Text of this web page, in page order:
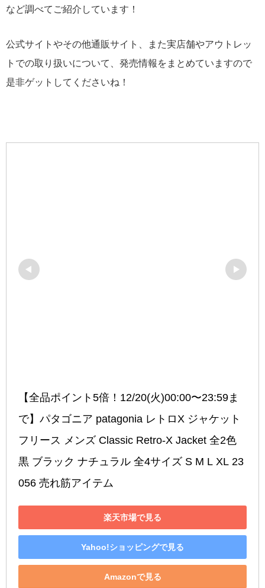
など調べてご紹介しています！
公式サイトやその他通販サイト、また実店舗やアウトレッ
トでの取り扱いについて、発売情報をまとめていますので
是非ゲットしてくださいね！
【全品ポイント5倍！12/20(火)00:00〜23:59ま
で】パタゴニア patagonia レトロX ジャケット
フリース メンズ Classic Retro-X Jacket 全2色
黒 ブラック ナチュラル 全4サイズ S M L XL 23
056 売れ筋アイテム
楽天市場で見る
Yahoo!ショッピングで見る
Amazonで見る